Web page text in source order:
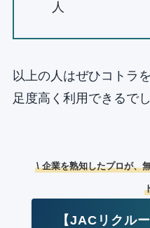
人
以上の人はぜひコトラ
足度高く利用できるでし
\ 企業を熟知したプロが、
【JACリクル